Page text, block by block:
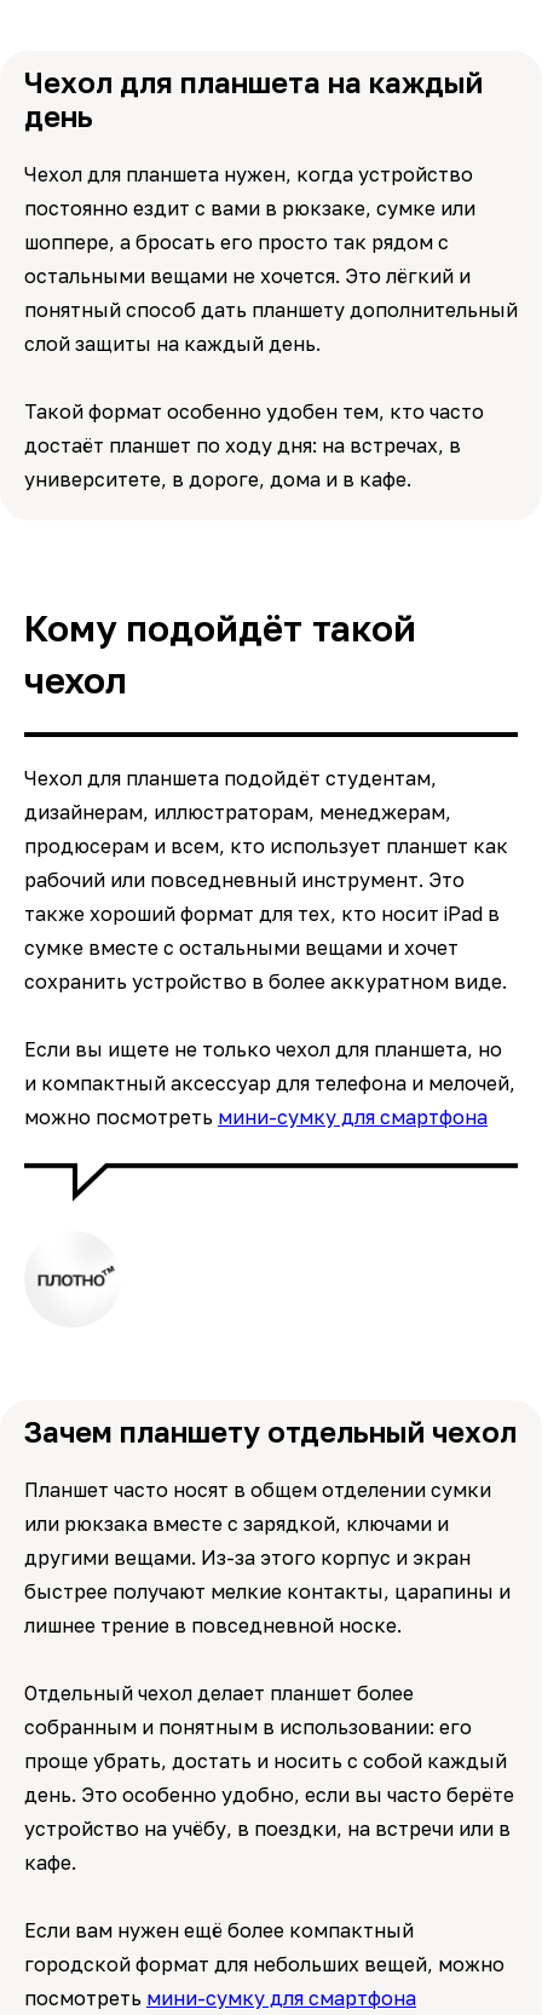
Чехол для планшета на каждый
день
Чехол для планшета нужен, когда устройство
постоянно ездит с вами в рюкзаке, сумке или
шоппере, а бросать его просто так рядом с
остальными вещами не хочется. Это лёгкий и
понятный способ дать планшету дополнительный
слой защиты на каждый день.
Такой формат особенно удобен тем, кто часто
достаёт планшет по ходу дня: на встречах, в
университете, в дороге, дома и в кафе.
Кому подойдёт такой
чехол
Чехол для планшета подойдёт студентам,
дизайнерам, иллюстраторам, менеджерам,
продюсерам и всем, кто использует планшет как
рабочий или повседневный инструмент. Это
также хороший формат для тех, кто носит iPad в
сумке вместе с остальными вещами и хочет
сохранить устройство в более аккуратном виде.
Если вы ищете не только чехол для планшета, но
и компактный аксессуар для телефона и мелочей,
можно посмотреть мини-сумку для смартфона
Зачем планшету отдельный чехол
Планшет часто носят в общем отделении сумки
или рюкзака вместе с зарядкой, ключами и
другими вещами. Из-за этого корпус и экран
быстрее получают мелкие контакты, царапины и
лишнее трение в повседневной носке.
Отдельный чехол делает планшет более
собранным и понятным в использовании: его
проще убрать, достать и носить с собой каждый
день. Это особенно удобно, если вы часто берёте
устройство на учёбу, в поездки, на встречи или в
кафе.
Если вам нужен ещё более компактный
городской формат для небольших вещей, можно
посмотреть мини-сумку для смартфона